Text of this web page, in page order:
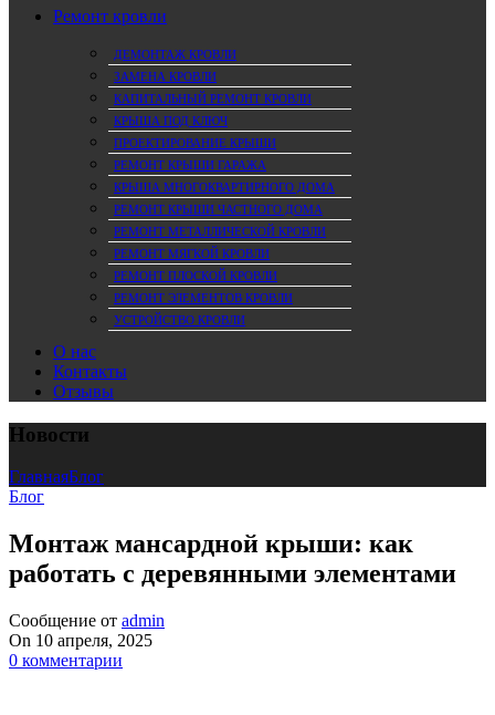
Ремонт кровли
ДЕМОНТАЖ КРОВЛИ
ЗАМЕНА КРОВЛИ
КАПИТАЛЬНЫЙ РЕМОНТ КРОВЛИ
КРЫША ПОД КЛЮЧ
ПРОЕКТИРОВАНИЕ КРЫШИ
РЕМОНТ КРЫШИ ГАРАЖА
КРЫША МНОГОКВАРТИРНОГО ДОМА
РЕМОНТ КРЫШИ ЧАСТНОГО ДОМА
РЕМОНТ МЕТАЛЛИЧЕСКОЙ КРОВЛИ
РЕМОНТ МЯГКОЙ КРОВЛИ
РЕМОНТ ПЛОСКОЙ КРОВЛИ
РЕМОНТ ЭЛЕМЕНТОВ КРОВЛИ
УСТРОЙСТВО КРОВЛИ
О нас
Контакты
Отзывы
Новости
ГлавнаяБлог
Блог
Монтаж мансардной крыши: как
работать с деревянными элементами
Сообщение от admin
On 10 апреля, 2025
0 комментарии